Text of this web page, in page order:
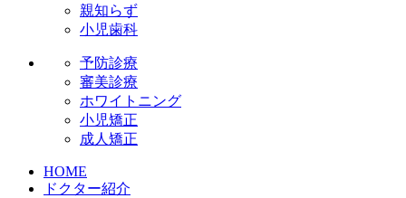
親知らず
小児歯科
予防診療
審美診療
ホワイトニング
小児矯正
成人矯正
HOME
ドクター紹介